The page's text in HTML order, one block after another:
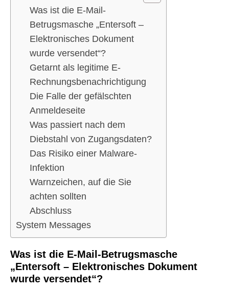
Was ist die E-Mail-
Betrugsmasche „Entersoft –
Elektronisches Dokument
wurde versendet“?
Getarnt als legitime E-
Rechnungsbenachrichtigung
Die Falle der gefälschten
Anmeldeseite
Was passiert nach dem
Diebstahl von Zugangsdaten?
Das Risiko einer Malware-
Infektion
Warnzeichen, auf die Sie
achten sollten
Abschluss
System Messages
Was ist die E-Mail-Betrugsmasche
„Entersoft – Elektronisches Dokument
wurde versendet“?